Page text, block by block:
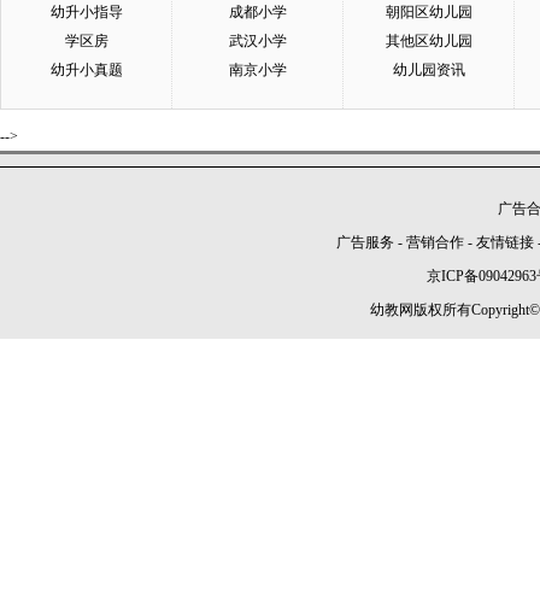
幼升小指导
学区房
幼升小真题
成都小学
武汉小学
南京小学
朝阳区幼儿园
其他区幼儿园
幼儿园资讯
-->
广告
广告服务 - 营销合作 - 友情链接
京ICP备09042963
幼教网版权所有